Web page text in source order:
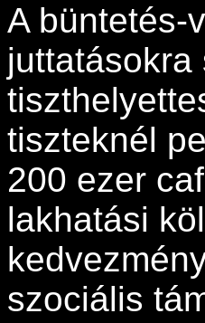
A büntetés-
juttatásokra
tiszteknél
200 ezer
lakhatási
szociális